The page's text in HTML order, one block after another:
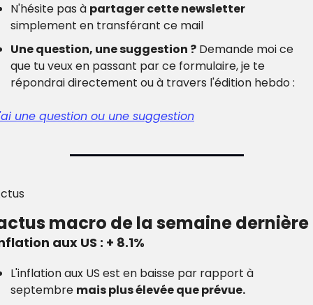
N'hésite pas à partager cette newsletter
simplement en transférant ce mail
Une question, une suggestion ? Demande moi ce
que tu veux en passant par ce formulaire, je te
répondrai directement ou à travers l'édition hebdo :
une question ou une suggestion
macro de la semaine dernière
aux US : + 8.1%
L'inflation aux US est en baisse par rapport à
septembre mais plus élevée que prévue.